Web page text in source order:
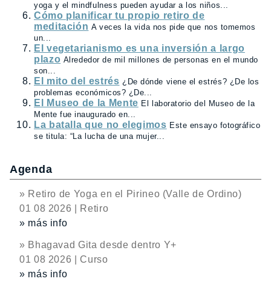
yoga y el mindfulness pueden ayudar a los niños...
Cómo planificar tu propio retiro de
meditación A veces la vida nos pide que nos tomemos
un...
El vegetarianismo es una inversión a largo
plazo Alrededor de mil millones de personas en el mundo
son...
El mito del estrés ¿De dónde viene el estrés? ¿De los
problemas económicos? ¿De...
El Museo de la Mente El laboratorio del Museo de la
Mente fue inaugurado en...
La batalla que no elegimos Este ensayo fotográfico
se titula: “La lucha de una mujer...
Agenda
» Retiro de Yoga en el Pirineo (Valle de Ordino)
01 08 2026 | Retiro
» más info
» Bhagavad Gita desde dentro Y+
01 08 2026 | Curso
» más info